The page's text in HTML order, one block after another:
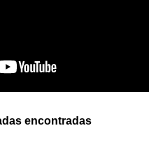
encontradas